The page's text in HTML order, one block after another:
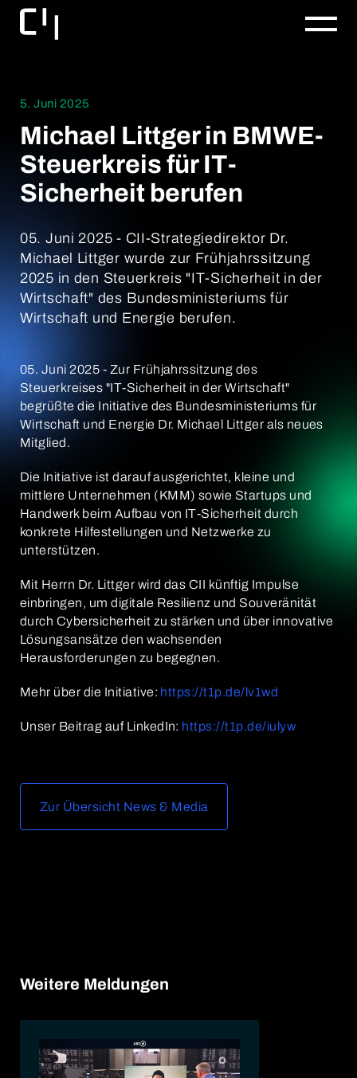
5. Juni 2025
Michael Littger in BMWE-
Steuerkreis für IT-
Sicherheit berufen
05. Juni 2025 - CII-Strategiedirektor Dr.
Michael Littger wurde zur Frühjahrssitzung
2025 in den Steuerkreis "IT-Sicherheit in der
Wirtschaft" des Bundesministeriums für
Wirtschaft und Energie berufen.
05. Juni 2025 - Zur Frühjahrssitzung des
Steuerkreises "IT-Sicherheit in der Wirtschaft"
begrüßte die Initiative des Bundesministeriums für
Wirtschaft und Energie Dr. Michael Littger als neues
Mitglied.
Die Initiative ist darauf ausgerichtet, kleine und
mittlere Unternehmen (KMM) sowie Startups und
Handwerk beim Aufbau von IT-Sicherheit durch
konkrete Hilfestellungen und Netzwerke zu
unterstützen.
Mit Herrn Dr. Littger wird das CII künftig Impulse
einbringen, um digitale Resilienz und Souveränität
durch Cybersicherheit zu stärken und über innovative
Lösungsansätze den wachsenden
Herausforderungen zu begegnen.
Mehr über die Initiative: https://t1p.de/lv1wd
Unser Beitrag auf LinkedIn: https://t1p.de/iulyw
Zur Übersicht News & Media
Weitere Meldungen